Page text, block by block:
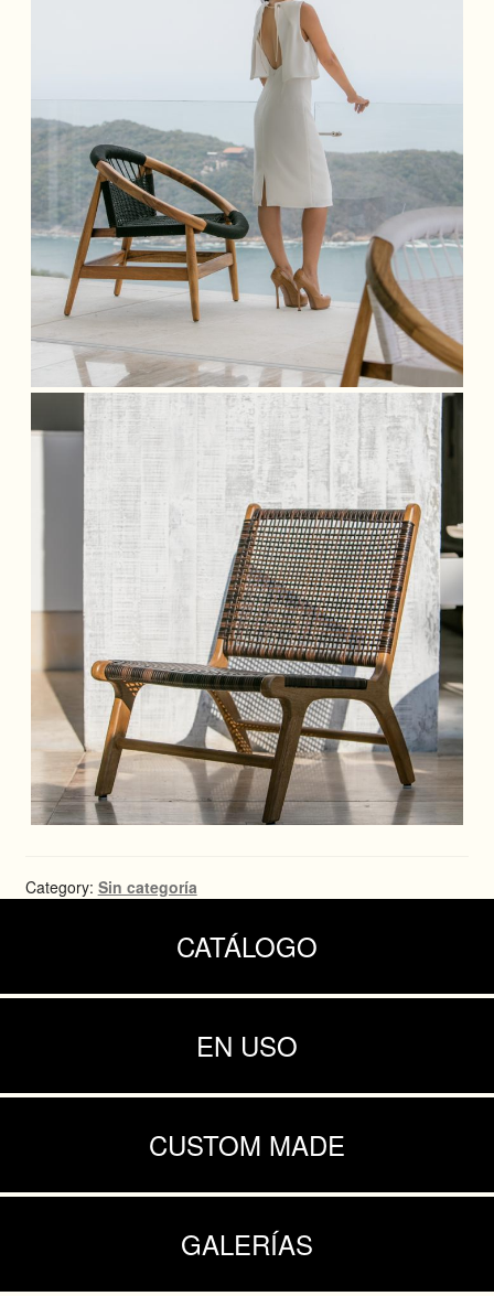
Category: Sin categoría
CATÁLOGO
EN USO
CUSTOM MADE
GALERÍAS